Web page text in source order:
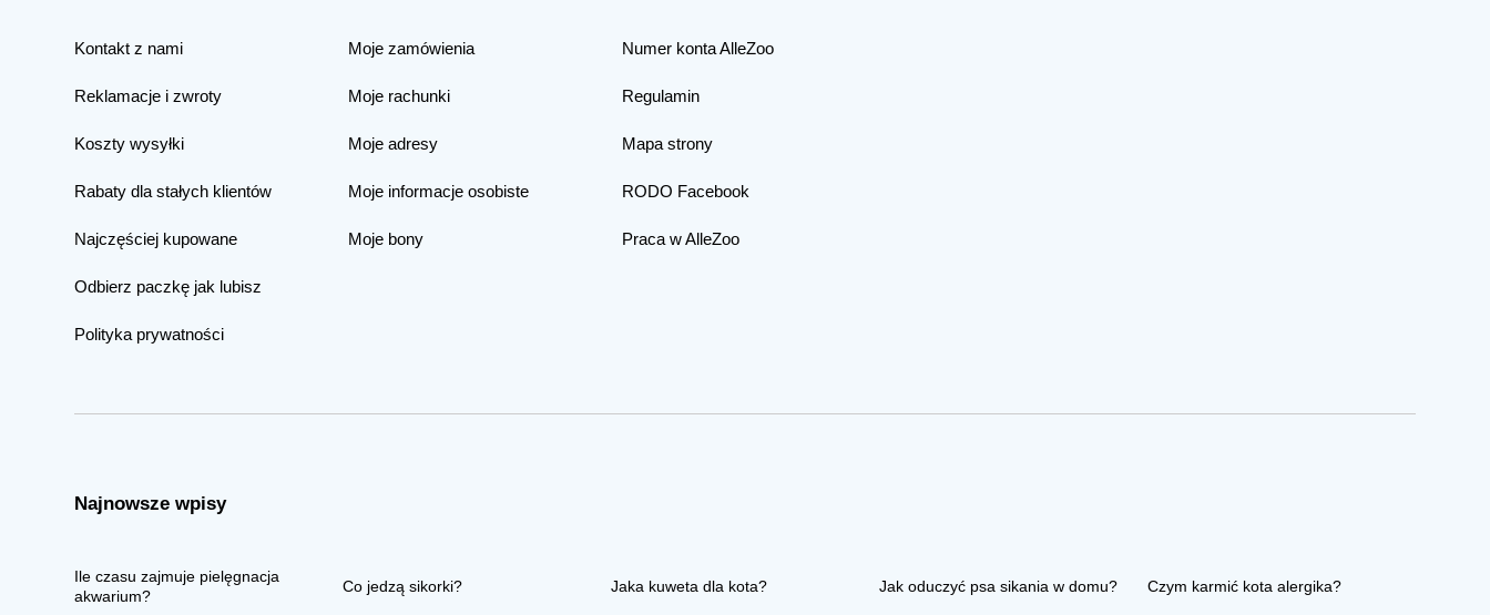
Kontakt z nami
Reklamacje i zwroty
Koszty wysyłki
Rabaty dla stałych klientów
Najczęściej kupowane
Odbierz paczkę jak lubisz
Polityka prywatności
Moje zamówienia
Moje rachunki
Moje adresy
Moje informacje osobiste
Moje bony
Numer konta AlleZoo
Regulamin
Mapa strony
RODO Facebook
Praca w AlleZoo
Najnowsze wpisy
Ile czasu zajmuje pielęgnacja
akwarium?
Co jedzą sikorki? Jaka kuweta dla kota? Jak oduczyć psa sikania w domu? Czym karmić kota alergika?